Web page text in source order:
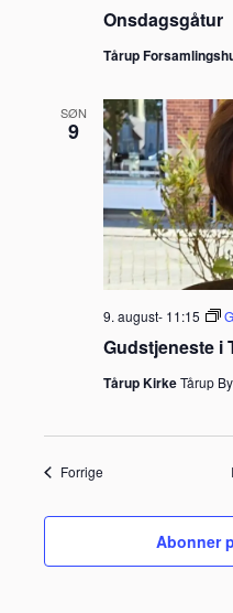
Onsdagsgåtur
Tårup
SØN
9
Gudstjeneste i
9. august- 11:15
Tårup KirkeTårup
ForrigeBegivenheder
Abonner